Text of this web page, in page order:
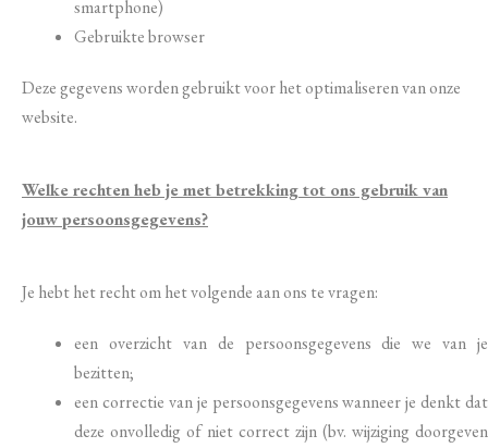
smartphone)
Gebruikte browser
Deze gegevens worden gebruikt voor het optimaliseren van onze
website.
Welke rechten heb je met betrekking tot ons gebruik van
jouw persoonsgegevens?
Je hebt het recht om het volgende aan ons te vragen:
een overzicht van de persoonsgegevens die we van je
bezitten;
een correctie van je persoonsgegevens wanneer je denkt dat
deze onvolledig of niet correct zijn (bv. wijziging doorgeven